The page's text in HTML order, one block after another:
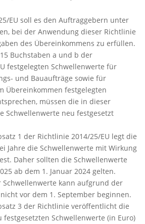
EU soll es den Auftraggebern unter
bei der Anwendung dieser Richtlinie
des Übereinkommens zu erfüllen.
Buchstaben a und b der
festgelegten Schwellenwerte für
und Bauaufträge sowie für
Übereinkommen festgelegten
müssen die in dieser
Schwellenwerte neu festgesetzt
1 der Richtlinie 2014/25/EU legt die
Jahre die Schwellenwerte mit Wirkung
Daher sollten die Schwellenwerte
ab dem 1. Januar 2024 gelten.
Schwellenwerte kann aufgrund der
vor dem 1. September beginnen.
3 der Richtlinie veröffentlicht die
festgesetzten Schwellenwerte (in Euro)